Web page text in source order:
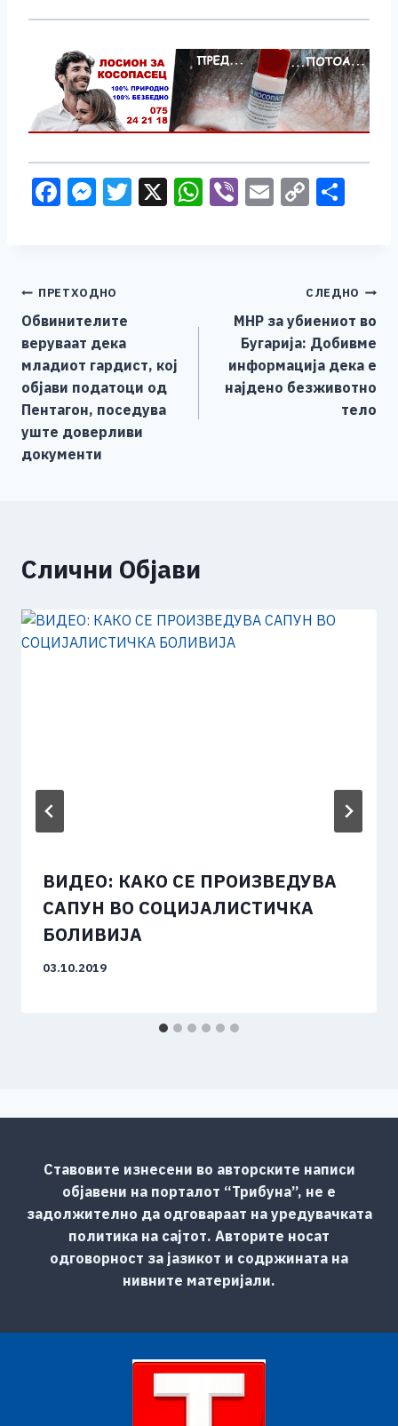
F
b
o
o
k
M
n
g
er
T X W Vi E C
Li
n
k
Навигација
на
напис
ПРЕТХОДНО
Обвинителите
веруваат дека
младиот гардист, кој
објави податоци од
Пентагон, поседува
уште доверливи
документи
СЛЕДНО
МНР за убиениот во
Бугарија: Добивме
информација дека е
најдено безживотно
тело
Слични Објави
ВИДЕО: КАКО СЕ ПРОИЗВЕДУВА
САПУН ВО СОЦИЈАЛИСТИЧКА
БОЛИВИЈА
03.10.2019
Ставовите изнесени во авторските написи
објавени на порталот “Трибуна”, не е
задолжително да одговараат на уредувачката
политика на сајтот. Авторите носат
одговорност за јазикот и содржината на
нивните материјали.